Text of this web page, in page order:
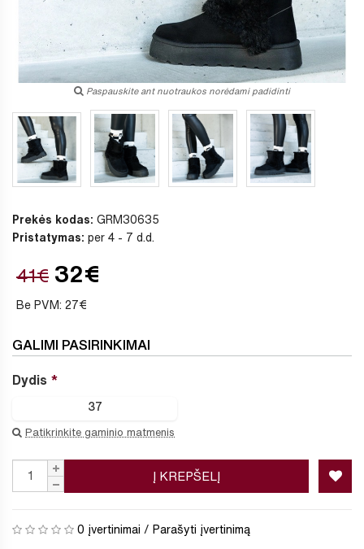
Paspauskite ant nuotraukos norėdami padidinti
Prekės kodas: GRM30635
Pristatymas: per 4 - 7 d.d.
41€ 32€
Be PVM: 27€
GALIMI PASIRINKIMAI
Dydis
37
Patikrinkite gaminio matmenis
Į KREPŠELĮ
0 įvertinimai / Parašyti įvertinimą